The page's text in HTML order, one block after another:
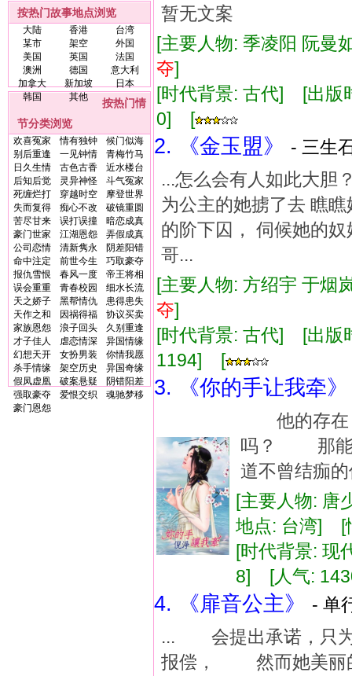
按热门故事地点浏览
大陆 香港
台湾
某市
架空
外国
美国
英国
法国
澳洲
德国
意大利
加拿大
新加坡
日本
韩国
其他
按热门情
节分类浏览
欢喜冤家 情有独钟
候门似海
别后重逢
一见钟情
青梅竹马
日久生情
古色古香
近水楼台
后知后觉
灵异神怪
斗气冤家
死缠烂打
穿越时空
摩登世界
失而复得
痴心不改
破镜重圆
苦尽甘来
误打误撞
暗恋成真
豪门世家
江湖恩怨
弄假成真
公司恋情
清新隽永
阴差阳错
命中注定
前世今生
巧取豪夺
报仇雪恨
春风一度
帝王将相
误会重重
青春校园
细水长流
天之娇子
黑帮情仇
患得患失
天作之和
因祸得福
协议买卖
家族恩怨
浪子回头
久别重逢
才子佳人
虐恋情深
异国情缘
幻想天开
女扮男装
你情我愿
杀手情缘
架空历史
异国奇缘
假凤虚凰
破案悬疑
阴错阳差
强取豪夺
爱恨交织
魂驰梦移
豪门恩怨
暂无文案
[主要人物: 季凌阳 阮
夺]
[时代背景: 古代] [出
0] [
2. 《金玉盟》
- 三生
...怎么会有人如此大
为公主的她掳了去 瞧
的阶下囚， 伺候她的
哥...
[主要人物: 方绍宇 于
夺]
[时代背景: 古代] [出
1194] [
3. 《你的手让我牵》
他的存在
吗？ 那能
道不曾结痂
[主要人物: 唐
地点: 台湾] [
[时代背景:
8] [人气:
4. 《扉音公主》
- 单
... 会提出承诺，只
报偿， 然而她美丽